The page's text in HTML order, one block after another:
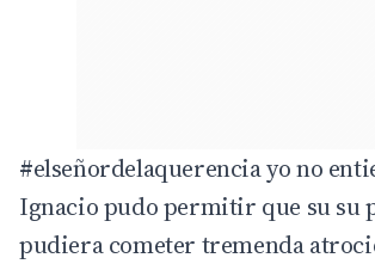
#elseñordelaquerenciayo no
Ignacio pudo permitir que su su
pudiera cometer tremenda